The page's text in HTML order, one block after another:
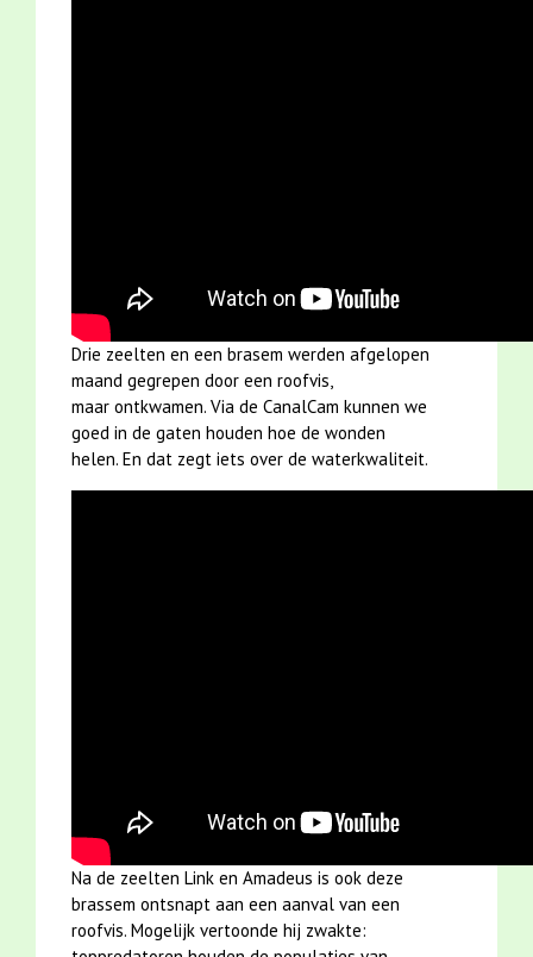
Drie zeelten en een brasem werden afgelopen
maand gegrepen door een roofvis,
maar ontkwamen. Via de CanalCam kunnen we
goed in de gaten houden hoe de wonden
helen. En dat zegt iets over de waterkwaliteit.
Na de zeelten Link en Amadeus is ook deze
brassem ontsnapt aan een aanval van een
roofvis. Mogelijk vertoonde hij zwakte: